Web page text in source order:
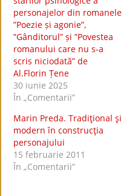
personajelor din romanele
”Poezie și agonie”,
”Gânditorul” și ”Povestea
romanului care nu s-a
scris niciodată” de
Al.Florin Țene
30 iunie 2025
În „Comentarii”
Marin Preda. Tradiţional şi
modern în construcţia
personajului
15 februarie 2011
În „Comentarii”